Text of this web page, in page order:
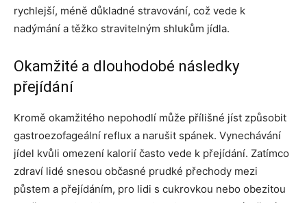
rychlejší, méně důkladné stravování, což vede k
nadýmání a těžko stravitelným shlukům jídla.
Okamžité a dlouhodobé následky
přejídání
Kromě okamžitého nepohodlí může přílišné jíst způsobit
gastroezofageální reflux a narušit spánek. Vynechávání
jídel kvůli omezení kalorií často vede k přejídání. Zatímco
zdraví lidé snesou občasné prudké přechody mezi
půstem a přejídáním, pro lidi s cukrovkou nebo obezitou